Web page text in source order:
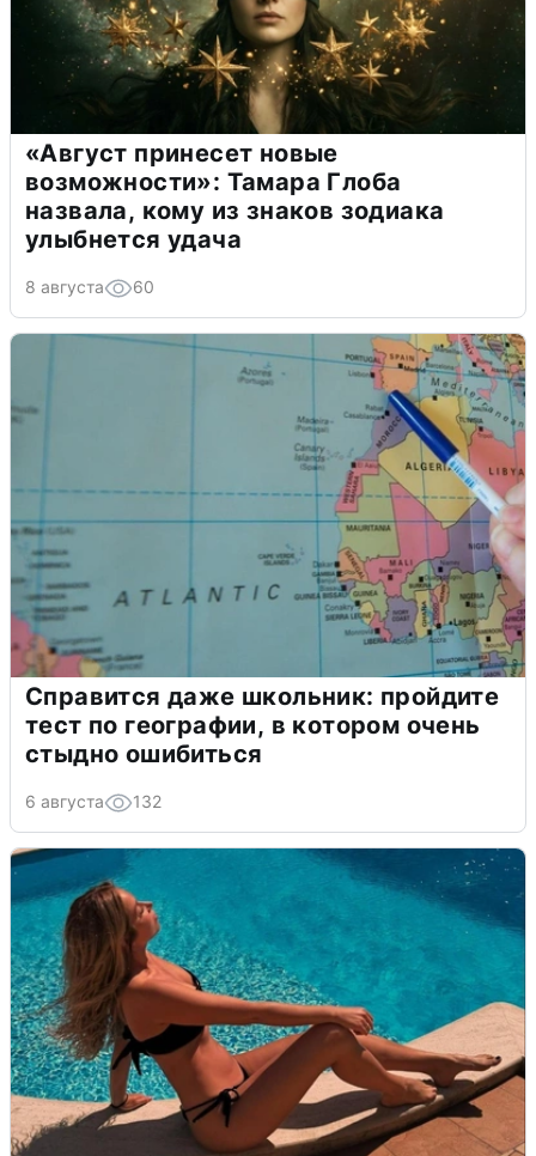
«Август принесет новые
возможности»: Тамара Глоба
назвала, кому из знаков зодиака
улыбнется удача
8 августа 60
Справится даже школьник: пройдите
тест по географии, в котором очень
стыдно ошибиться
6 августа 132